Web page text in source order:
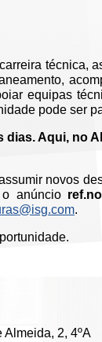
técnica,
equipas
pode ser
dias. Aqui, no
novos
anúncio
.
2, 4ºA